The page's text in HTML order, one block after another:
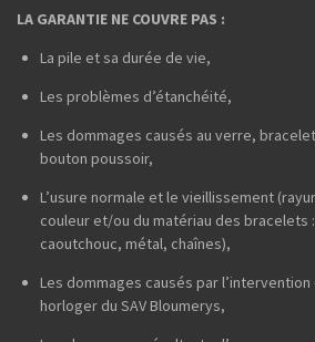
LA GARANTIE NE COUVRE PAS :
La pile et sa durée de vie,
Les problèmes d’étanchéité,
Les dommages causés au verre,
bouton poussoir,
L’usure normale et le vieillissement
couleur et/ou du matériau des bracelets
caoutchouc, métal, chaînes),
Les dommages causés par l’intervention
horloger du SAV Bloumerys,